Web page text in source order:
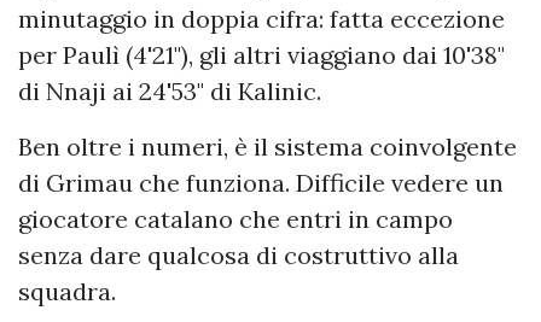
minutaggio in doppia cifra: fatta eccezione
per Paulì (4'21"), gli altri viaggiano dai 10'38"
di Nnaji ai 24'53" di Kalinic.
Ben oltre i numeri, è il sistema coinvolgente
di Grimau che funziona. Difficile vedere un
giocatore catalano che entri in campo
senza dare qualcosa di costruttivo alla
squadra.